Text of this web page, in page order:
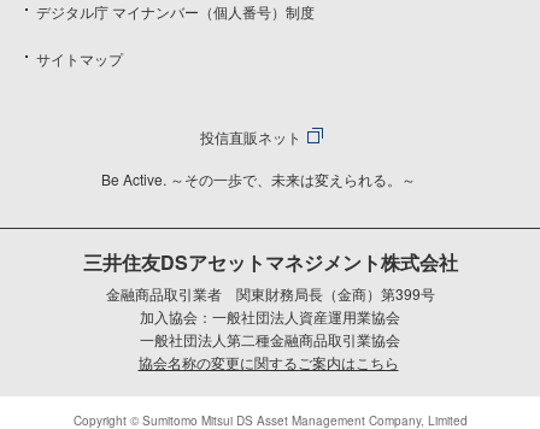
デジタル庁 マイナンバー（個人番号）制度
サイトマップ
投信直販ネット
Be Active. ～その一歩で、未来は変えられる。～
三井住友DSアセットマネジメント株式会社
金融商品取引業者 関東財務局長（金商）第399号
加入協会：一般社団法人資産運用業協会
一般社団法人第二種金融商品取引業協会
協会名称の変更に関するご案内はこちら
Copyright © Sumitomo Mitsui DS Asset Management Company, Limited